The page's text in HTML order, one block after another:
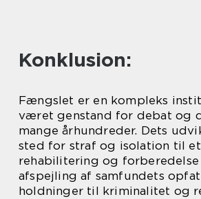
Konklusion:
Fængslet er en kompleks
været genstand for debat og
mange århundreder. Dets
sted for straf og isolation til
rehabilitering og
afspejling af samfundets
holdninger til kriminalitet og